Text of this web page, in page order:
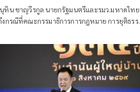
ทิน ชาญวีรกูล นายกรัฐมนตรีและรมว.มหาดไทย
งกรณีที่คณะกรรมาธิการการกฎหมาย การยุติธรร
ะธานกรรมาธิการ มีการอ้างชื่อนายกรัฐมนตรี
ปเกี่ยวข้องกับการทุจริตสอบท้องถิ่น